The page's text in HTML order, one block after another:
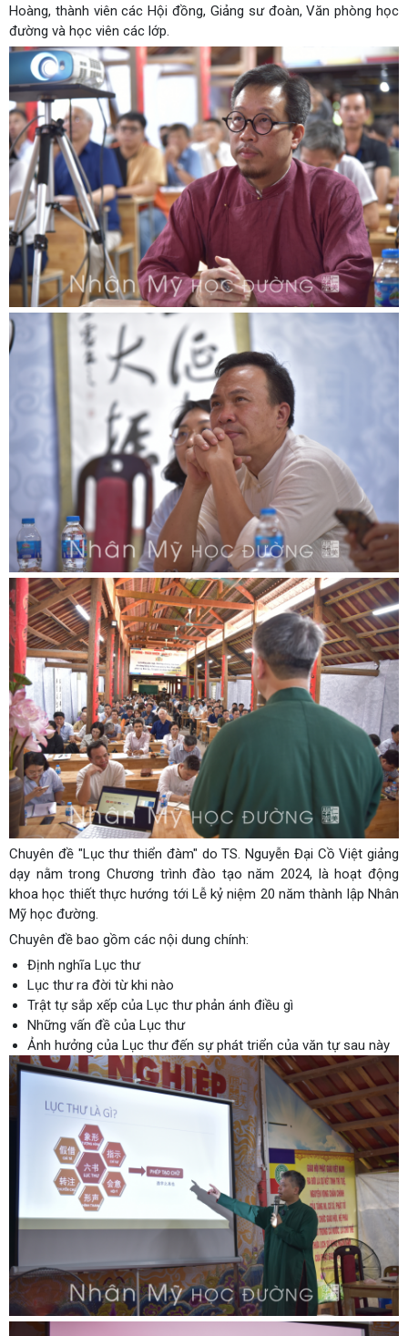
Hoàng, thành viên các Hội đồng, Giảng sư đoàn, Văn phòng học
đường và học viên các lớp.
Chuyên đề "Lục thư thiển đàm" do TS. Nguyễn Đại Cồ Việt giảng
dạy nằm trong Chương trình đào tạo năm 2024, là hoạt động
khoa học thiết thực hướng tới Lễ kỷ niệm 20 năm thành lập Nhân
Mỹ học đường.
Chuyên đề bao gồm các nội dung chính:
Định nghĩa Lục thư
Lục thư ra đời từ khi nào
Trật tự sắp xếp của Lục thư phản ánh điều gì
Những vấn đề của Lục thư
Ảnh hưởng của Lục thư đến sự phát triển của văn tự sau này